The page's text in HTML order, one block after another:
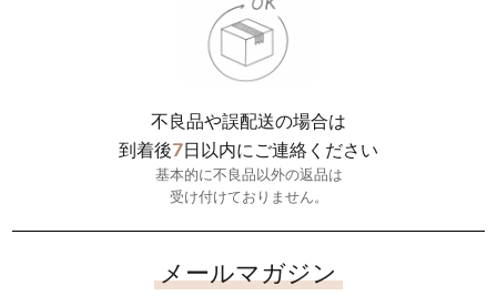
不良品や誤配送の場合は
到着後7日以内にご連絡ください
基本的に不良品以外の返品は
受け付けておりません。
メールマガジン